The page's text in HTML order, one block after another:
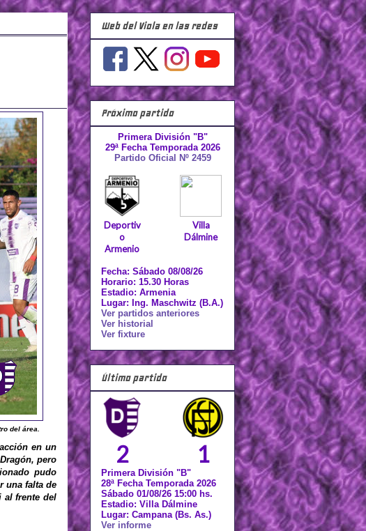
del área.
en un
pero
pudo
una falta de
al frente del
Web del Viola en las redes
Próximo partido
Primera División "B"
29ª Fecha Temporada 2026
Partido Oficial Nº 2459
Deportiv
o
Armenio
Villa
Dálmine
Fecha: Sábado 08/08/26
Horario: 15.30 Horas
Estadio: Armenia
Lugar: Ing. Maschwitz (B.A.)
Ver partidos anteriores
Ver historial
Ver fixture
Último partido
2 1
Primera División "B"
28ª Fecha Temporada 2026
Sábado 01/08/26 15:00 hs.
Estadio: Villa Dálmine
Lugar: Campana (Bs. As.)
Ver informe